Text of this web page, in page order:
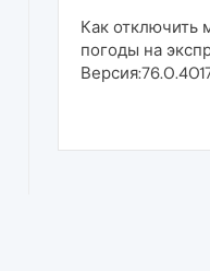
Как отключить
погоды на